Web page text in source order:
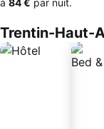
à ‎84 € par nuit.
Trentin-Haut-